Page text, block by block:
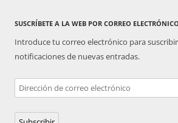
SUSCRÍBETE A LA WEB POR CORREO ELECTRÓNICO
Introduce tu correo electrónico para
notificaciones de nuevas entradas.
Dirección
de
correo